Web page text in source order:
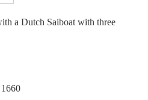
a Dutch Saiboat with three